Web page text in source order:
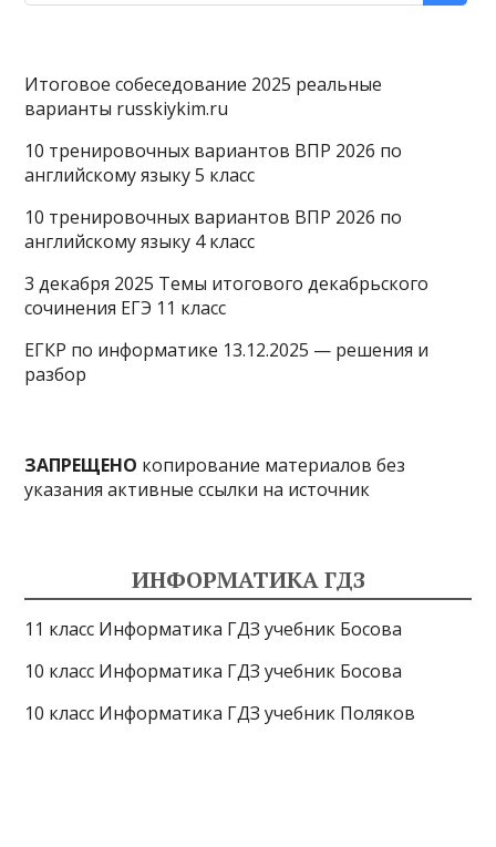
Итоговое собеседование 2025 реальные
варианты russkiykim.ru
10 тренировочных вариантов ВПР 2026 по
английскому языку 5 класс
10 тренировочных вариантов ВПР 2026 по
английскому языку 4 класс
3 декабря 2025 Темы итогового декабрьского
сочинения ЕГЭ 11 класс
ЕГКР по информатике 13.12.2025 — решения и
разбор
ЗАПРЕЩЕНО копирование материалов без
указания активные ссылки на источник
ИНФОРМАТИКА ГДЗ
11 класс Информатика ГДЗ учебник Босова
10 класс Информатика ГДЗ учебник Босова
10 класс Информатика ГДЗ учебник Поляков